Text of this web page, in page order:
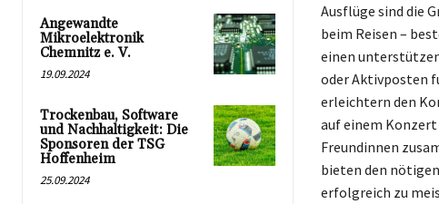
Angewandte
Mikroelektronik
Chemnitz e. V.
19.09.2024
Trockenbau, Software
und Nachhaltigkeit: Die
Sponsoren der TSG
Hoffenheim
25.09.2024
Ausflüge sind die
beim Reisen –
einen
oder Aktivposten
erleichtern den
auf einem
Freundinnen
bieten den
erfolgreich zu